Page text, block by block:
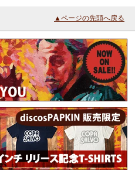
▲ページの先頭へ戻る